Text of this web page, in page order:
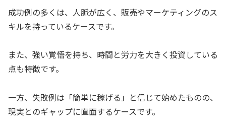
成功例の多くは、人脈が広く、販売やマーケティングのス
キルを持っているケースです。
また、強い覚悟を持ち、時間と労力を大きく投資している
点も特徴です。
一方、失敗例は「簡単に稼げる」と信じて始めたものの、
現実とのギャップに直面するケースです。